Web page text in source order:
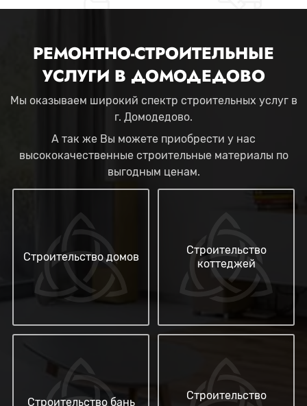
РЕМОНТНО-СТРОИТЕЛЬНЫЕ
УСЛУГИ В ДОМОДЕДОВО
Мы оказываем широкий спектр строительных услуг в
г. Домодедово.
А так же Вы можете приобрести у нас
высококачественные строительные материалы по
выгодным ценам.
Строительство домов
Строительство
коттеджей
Строительство бань
Строительство